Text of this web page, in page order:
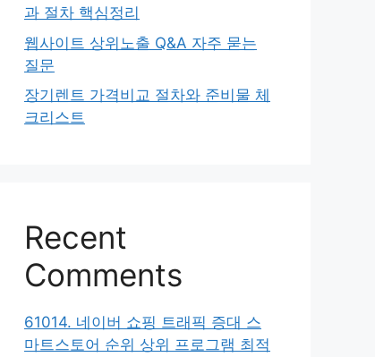
과 절차 핵심정리
웹사이트 상위노출 Q&A 자주 묻는
질문
장기렌트 가격비교 절차와 준비물 체
크리스트
Recent
Comments
61014. 네이버 쇼핑 트래픽 증대 스
마트스토어 순위 상위 프로그램 최적